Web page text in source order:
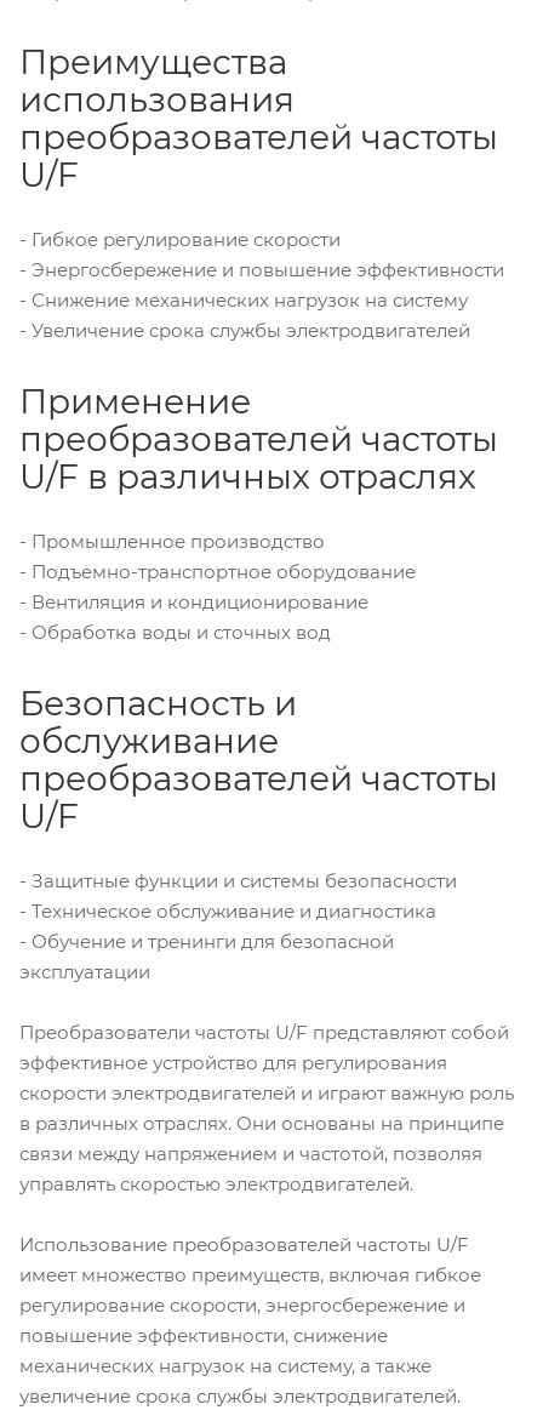
Преимущества
использования
преобразователей частоты
U/F
- Гибкое регулирование скорости
- Энергосбережение и повышение эффективности
- Снижение механических нагрузок на систему
- Увеличение срока службы электродвигателей
Применение
преобразователей частоты
U/F в различных отраслях
- Промышленное производство
- Подъемно-транспортное оборудование
- Вентиляция и кондиционирование
- Обработка воды и сточных вод
Безопасность и
обслуживание
преобразователей частоты
U/F
- Защитные функции и системы безопасности
- Техническое обслуживание и диагностика
- Обучение и тренинги для безопасной
эксплуатации
Преобразователи частоты U/F представляют собой
эффективное устройство для регулирования
скорости электродвигателей и играют важную роль
в различных отраслях. Они основаны на принципе
связи между напряжением и частотой, позволяя
управлять скоростью электродвигателей.
Использование преобразователей частоты U/F
имеет множество преимуществ, включая гибкое
регулирование скорости, энергосбережение и
повышение эффективности, снижение
механических нагрузок на систему, а также
увеличение срока службы электродвигателей.